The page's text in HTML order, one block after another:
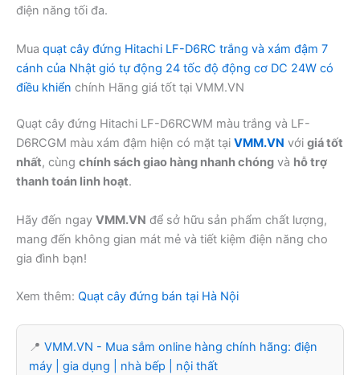
điện năng tối đa.
Mua quạt cây đứng Hitachi LF-D6RC trắng và xám đậm 7
cánh của Nhật gió tự động 24 tốc độ động cơ DC 24W có
điều khiển chính Hãng giá tốt tại VMM.VN
Quạt cây đứng Hitachi LF-D6RCWM màu trắng và LF-
D6RCGM màu xám đậm hiện có mặt tại VMM.VN với giá tốt
nhất, cùng chính sách giao hàng nhanh chóng và hỗ trợ
thanh toán linh hoạt.
Hãy đến ngay VMM.VN để sở hữu sản phẩm chất lượng,
mang đến không gian mát mẻ và tiết kiệm điện năng cho
gia đình bạn!
Xem thêm: Quạt cây đứng bán tại Hà Nội
📍 VMM.VN - Mua sắm online hàng chính hãng: điện
máy | gia dụng | nhà bếp | nội thất